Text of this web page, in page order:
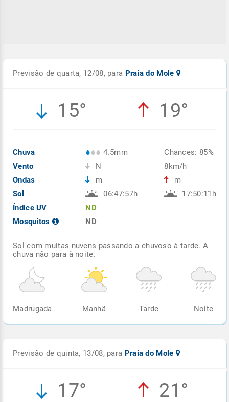
Previsão de quarta, 12/08, para Praia do Mole
15° 19°
Chuva
Vento
Ondas
Sol
Índice UV
Mosquitos
4.5mm
N
m
06:47:57h
ND
ND
Chances: 85%
8km/h
m
17:50:11h
Sol com muitas nuvens passando a chuvoso à tarde. A
chuva não para à noite.
Madrugada Manhã Tarde Noite
Previsão de quinta, 13/08, para Praia do Mole
17° 21°